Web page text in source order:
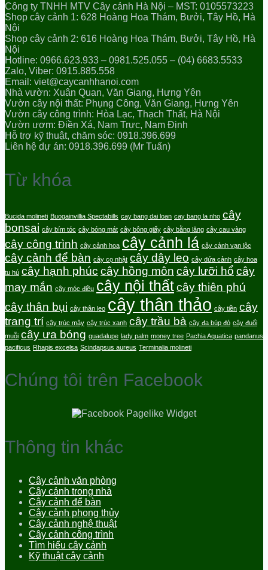
Công ty TNHH MTV Cây cảnh Hà Nội – MST: 0105573223
Shop cây cảnh 1: 628 Hoàng Hoa Thám, Bưởi, Tây Hồ, Hà
Nội
Shop cây cảnh 2: 616 Hoàng Hoa Thám, Bưởi, Tây Hồ, Hà
Nội
Hotline: 0966.623.933 – 0981.525.055 – (04) 6683.5533
Zalo, Viber: 0915.885.558
Email: viet@caycanhhanoi.com
Nhà vườn: Xuân Quan, Văn Giang, Hưng Yên
Vườn cây nội thất: Phụng Công, Văn Giang, Hưng Yên
Vườn cây công trình: Hòa Lạc, Thạch Thất, Hà Nội
Vườn ươm: Điền Xá, Nam Trực, Nam Định
Hỗ trợ kỹ thuật, chăm sóc: 0918.396.699
Liên hệ dự án: 0918.396.699 (Mr Tuấn)
Từ khóa
Bucida molineti Buogainvillia Spectabills cay bang dai loan cay bang la nho cây
bonsai cây bím tóc cây bóng mát cây bông giấy cây bằng lăng cây cau vàng
cây công trình cây cảnh hoa cây cảnh lá cây cảnh vạn lộc
cây cảnh để bàn cây cọ nhật cây dây leo cây dứa cảnh cây hoa
tu hú cây hạnh phúc cây hồng môn cây lưỡi hổ cây
may mắn cây móc điều cây nội thấtcây thiên phú
cây thân bụi cây thân leo cây thân thảo cây tiền cây
trang trí cây trúc mây cây trúc xanh cây trầu bà cây đa búp đỏ cây đuổi
muỗi cây ưa bóng guadalupe lady palm money tree Pachia Aquatica pandanus
pacificus Rhapis excelsa Scindapsus aureus Terminalia molineti
Chúng tôi trên Facebook
Thông tin khác
Cây cảnh văn phòng
Cây cảnh trong nhà
Cây cảnh để bàn
Cây cảnh phong thủy
Cây cảnh nghệ thuật
Cây cảnh công trình
Tìm hiểu cây cảnh
Kỹ thuật cây cảnh